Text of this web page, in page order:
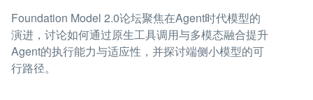
Foundation Model 2.0论坛聚焦在Agent时代模型的
演进，讨论如何通过原生工具调用与多模态融合提升
Agent的执行能力与适应性，并探讨端侧小模型的可
行路径。